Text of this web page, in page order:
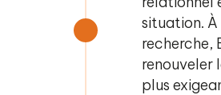
situation. À
recherche,
renouveler
plus